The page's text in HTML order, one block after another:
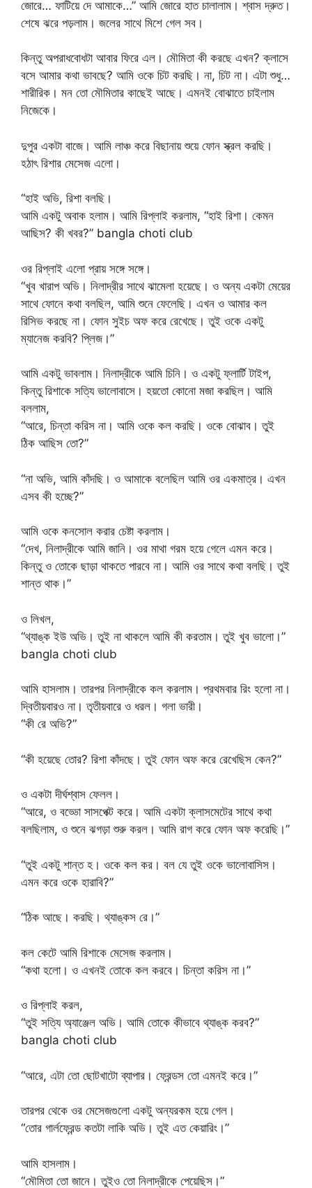
জোরে… ফাটিয়ে দে আমাকে…” আমি জোরে হাত চালালাম। শ্বাস দ্রুত।
শেষে ঝরে পড়লাম। জলের সাথে মিশে গেল সব।
কিন্তু অপরাধবোধটা আবার ফিরে এল। মৌমিতা কী করছে এখন? ক্লাসে
বসে আমার কথা ভাবছে? আমি ওকে চিট করছি। না, চিট না। এটা শুধু…
শারীরিক। মন তো মৌমিতার কাছেই আছে। এমনই বোঝাতে চাইলাম
নিজেকে।
দুপুর একটা বাজে। আমি লাঞ্চ করে বিছানায় শুয়ে ফোন স্ক্রল করছি।
হঠাৎ রিশার মেসেজ এলো।
“হাই অভি, রিশা বলছি।
আমি একটু অবাক হলাম। আমি রিপ্লাই করলাম, “হাই রিশা। কেমন
আছিস? কী খবর?” bangla choti club
ওর রিপ্লাই এলো প্রায় সঙ্গে সঙ্গে।
“খুব খারাপ অভি। নিলাদ্রীর সাথে ঝামেলা হয়েছে। ও অন্য একটা মেয়ের
সাথে ফোনে কথা বলছিল, আমি শুনে ফেলেছি। এখন ও আমার কল
রিসিভ করছে না। ফোন সুইচ অফ করে রেখেছে। তুই ওকে একটু
ম্যানেজ করবি? প্লিজ।”
আমি একটু ভাবলাম। নিলাদ্রীকে আমি চিনি। ও একটু ফ্লার্টি টাইপ,
কিন্তু রিশাকে সত্যি ভালোবাসে। হয়তো কোনো মজা করছিল। আমি
বললাম,
“আরে, চিন্তা করিস না। আমি ওকে কল করছি। ওকে বোঝাব। তুই
ঠিক আছিস তো?”
“না অভি, আমি কাঁদছি। ও আমাকে বলেছিল আমি ওর একমাত্র। এখন
এসব কী হচ্ছে?”
আমি ওকে কনসোল করার চেষ্টা করলাম।
“দেখ, নিলাদ্রীকে আমি জানি। ওর মাথা গরম হয়ে গেলে এমন করে।
কিন্তু ও তোকে ছাড়া থাকতে পারবে না। আমি ওর সাথে কথা বলছি। তুই
শান্ত থাক।”
ও লিখল,
“থ্যাঙ্ক ইউ অভি। তুই না থাকলে আমি কী করতাম। তুই খুব ভালো।”
bangla choti club
আমি হাসলাম। তারপর নিলাদ্রীকে কল করলাম। প্রথমবার রিং হলো না।
দ্বিতীয়বারও না। তৃতীয়বারে ও ধরল। গলা ভারী।
“কী রে অভি?”
“কী হয়েছে তোর? রিশা কাঁদছে। তুই ফোন অফ করে রেখেছিস কেন?”
ও একটা দীর্ঘশ্বাস ফেলল।
“আরে, ও বড্ডো সাসপেক্ট করে। আমি একটা ক্লাসমেটের সাথে কথা
বলছিলাম, ও শুনে ঝগড়া শুরু করল। আমি রাগ করে ফোন অফ করেছি।”
“তুই একটু শান্ত হ। ওকে কল কর। বল যে তুই ওকে ভালোবাসিস।
এমন করে ওকে হারাবি?”
“ঠিক আছে। করছি। থ্যাঙ্কস রে।”
কল কেটে আমি রিশাকে মেসেজ করলাম।
“কথা হলো। ও এখনই তোকে কল করবে। চিন্তা করিস না।”
ও রিপ্লাই করল,
“তুই সত্যি অ্যাঞ্জেল অভি। আমি তোকে কীভাবে থ্যাঙ্ক করব?”
bangla choti club
“আরে, এটা তো ছোটখাটো ব্যাপার। ফ্রেন্ডস তো এমনই করে।”
তারপর থেকে ওর মেসেজগুলো একটু অন্যরকম হয়ে গেল।
“তোর গার্লফ্রেন্ড কতটা লাকি অভি। তুই এত কেয়ারিং।”
আমি হাসলাম।
“মৌমিতা তো জানে। তুইও তো নিলাদ্রীকে পেয়েছিস।”